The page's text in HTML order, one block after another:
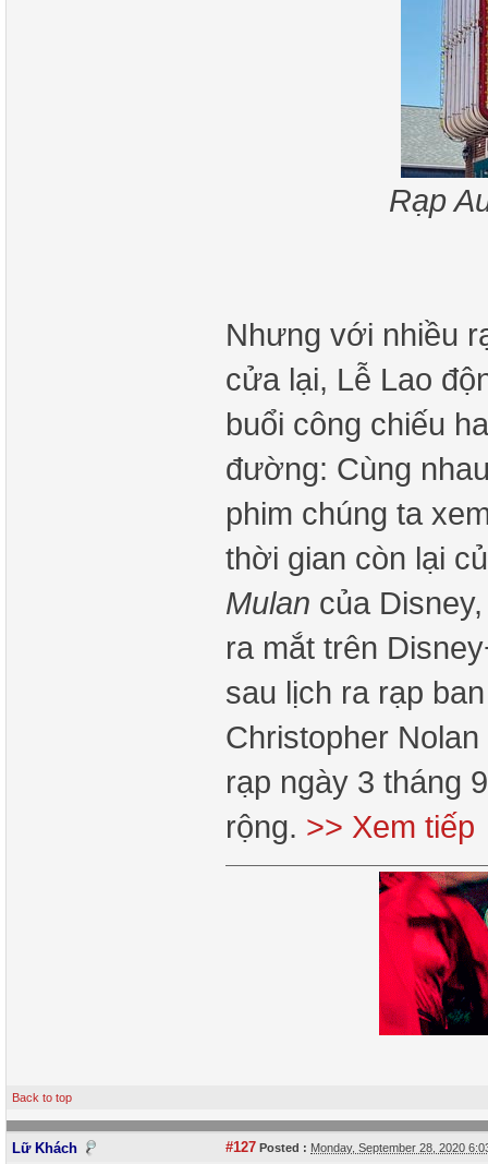
Rạp
Nhưng với nhiều
cửa lại, Lễ Lao
buổi công chiếu
đường: Cùng
phim chúng ta
thời gian còn lại
Mulan của
ra mắt trên
sau lịch ra rạp
Christopher
rạp ngày 3 tháng
rộng. >> Xem tiếp
Back to top
Lữ Khách #127 Posted : Monday, September 28, 2020